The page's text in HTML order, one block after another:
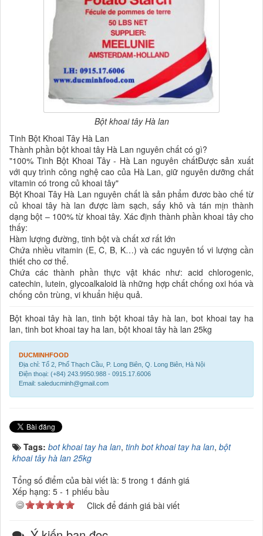
Bột khoai tây Hà lan
Tinh Bột Khoai Tây Hà Lan
Thành phần bột khoai tây Hà Lan nguyên chất có gì?
"100% Tinh Bột Khoai Tây - Hà Lan nguyên chấtĐược sản xuất
với quy trình công nghệ cao của Hà Lan, giữ nguyên dưỡng chất
vitamin có trong củ khoai tây"
Bột Khoai Tây Hà Lan nguyên chất là sản phẩm đươc bào chế từ
củ khoai tây hà lan được làm sạch, sấy khô và tán mịn thành
dạng bột – 100% từ khoai tây. Xác định thành phần khoai tây cho
thấy:
Hàm lượng đường, tinh bột và chất xơ rất lớn
Chứa nhiều vitamin (E, C, B, K…) và các nguyên tố vi lượng cần
thiết cho cơ thể.
Chứa các thành phần thực vật khác như: acid chlorogenic,
catechin, lutein, glycoalkaloid là những hợp chất chống oxi hóa và
chống côn trùng, vi khuẩn hiệu quả.
Bột khoai tây hà lan, tinh bột khoai tây hà lan, bot khoai tay ha
lan, tinh bot khoai tay ha lan, bột khoai tây hà lan 25kg
DUCMINHFOOD
Địa chỉ: Tổ 2, Phố Thạch Cầu, P. Long Biên, Q. Long Biên, Hà Nội
Điện thoại: (+84) 243.9950.988 - 0915.17.6006
Email: saleducminh@gmail.com
Tags: bot khoai tay ha lan, tinh bot khoai tay ha lan, bột
khoai tây hà lan 25kg
Tổng số điểm của bài viết là: 5 trong 1 đánh giá
Xếp hạng: 5 - 1 phiếu bầu
Click để đánh giá bài viết